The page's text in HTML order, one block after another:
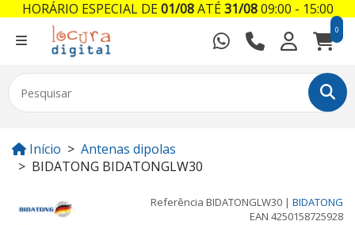
0
Início
Antenas dipolas
BIDATONG BIDATONGLW30
Referência BIDATONGLW30 | BIDATONG
EAN 4250158725928
HORÁRIO ESPECIAL DE01/08ATÉ31/0809:00 - 15:00